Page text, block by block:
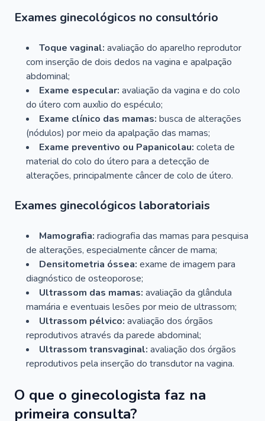
Exames ginecológicos no consultório
Toque vaginal: avaliação do aparelho reprodutor
com inserção de dois dedos na vagina e apalpação
abdominal;
Exame especular: avaliação da vagina e do colo
do útero com auxílio do espéculo;
Exame clínico das mamas: busca de alterações
(nódulos) por meio da apalpação das mamas;
Exame preventivo ou Papanicolau: coleta de
material do colo do útero para a detecção de
alterações, principalmente câncer de colo de útero.
Exames ginecológicos laboratoriais
Mamografia: radiografia das mamas para pesquisa
de alterações, especialmente câncer de mama;
Densitometria óssea: exame de imagem para
diagnóstico de osteoporose;
Ultrassom das mamas: avaliação da glândula
mamária e eventuais lesões por meio de ultrassom;
Ultrassom pélvico: avaliação dos órgãos
reprodutivos através da parede abdominal;
Ultrassom transvaginal: avaliação dos órgãos
reprodutivos pela inserção do transdutor na vagina.
O que o ginecologista faz na
primeira consulta?